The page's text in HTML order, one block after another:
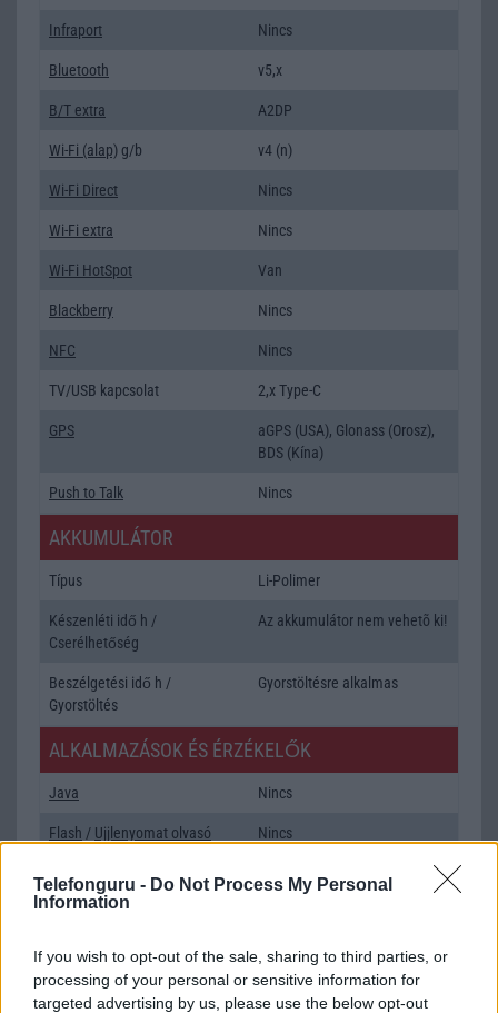
Telefonguru - Do Not Process My Personal
Information
If you wish to opt-out of the sale, sharing to third parties, or
processing of your personal or sensitive information for
targeted advertising by us, please use the below opt-out
Infraport Nincs
Bluetooth v5,x
B/T extra A2DP
Wi-Fi (alap) g/b v4 (n)
Wi-Fi Direct Nincs
Wi-Fi extra Nincs
Wi-Fi HotSpot Van
Blackberry Nincs
NFC Nincs
TV/USB kapcsolat 2,x Type-C
GPS
aGPS (USA), Glonass (Orosz),
BDS (Kína)
Push to Talk Nincs
AKKUMULÁTOR
Típus Li-Polimer
Készenléti idő h /
Cserélhetőség
Az akkumulátor nem vehetõ ki!
Beszélgetési idő h /
Gyorstöltés
Gyorstöltésre alkalmas
ALKALMAZÁSOK ÉS ÉRZÉKELŐK
Java Nincs
Flash / Ujjlenyomat olvasó Nincs
Organizer
T9 szótár alkalmazás független szótár
Office alkalmazások